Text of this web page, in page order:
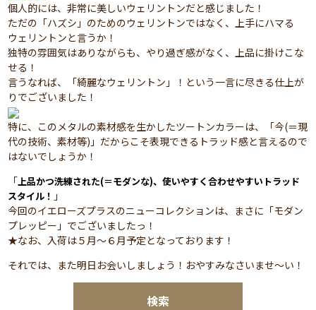
検索
個人的には、非常に美しいウェリントンだと感じました！
ただの「ハズシ」のためのウェリントンではなく、上手にハマる
ウェリントンと言うか！
独特の雰囲気はありながらも、やり過ぎ感がなく、上品に掛けこな
せる！
言うなれば、「綺麗なウェリントン」！という一言に尽きる仕上が
りでございました！
特に、このメタルの素材感を生かしたツートンカラーは、「今(＝現
代の技術、素材等)」だからこそ表現できるトラッド感と言えるので
はないでしょうか！
「上品かつ洗練された(＝モダンな)、使いやすく合わせやすいトラッド
スタイル！ 」
今回のイエローズプラスのニューコレクションは、まさに「モダン
プレッピー」でございましたっ！
★なお、入荷は５月～６月予定となっております！
それでは、また明日お会いしましょう！おやすみなさいませ～い！